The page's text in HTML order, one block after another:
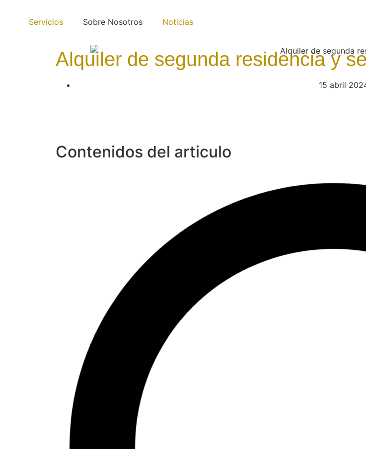
Servicios Sobre Nosotros
Noticias
Alquiler de segunda residencia y
15 abril
Contenidos del articulo